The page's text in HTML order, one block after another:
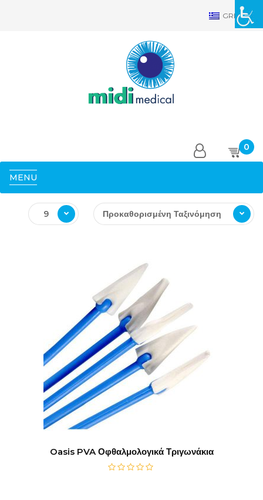
GRE
0
MENU
Προκαθορισμένη Ταξινόμηση
9
Oasis PVA Οφθαλμολογικά Τριγωνάκια